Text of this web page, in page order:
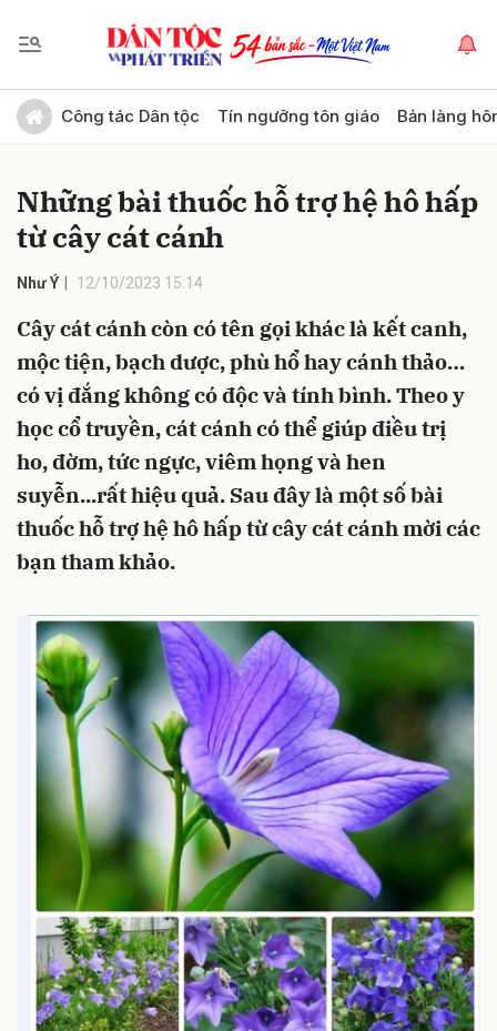
Công tác Dân tộc Tín ngưỡng tôn giáo Bản làng
Những bài thuốc hỗ trợ hệ hô hấp
từ cây cát cánh
Như Ý 12/10/2023 15:14
Cây cát cánh còn có tên gọi khác là kết canh,
mộc tiện, bạch dược, phù hổ hay cánh thảo…
có vị đắng không có độc và tính bình. Theo y
học cổ truyền, cát cánh có thể giúp điều trị
ho, đờm, tức ngực, viêm họng và hen
suyễn...rất hiệu quả. Sau đây là một số bài
thuốc hỗ trợ hệ hô hấp từ cây cát cánh mời các
bạn tham khảo.
Gửi bình luận
Hủy Gửi